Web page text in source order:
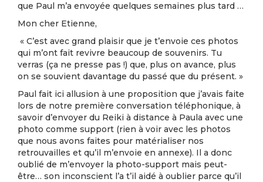
que Paul m’a envoyée quelques semaines plus tard …
Mon cher Etienne,
« C’est avec grand plaisir que je t’envoie ces photos
qui m’ont fait revivre beaucoup de souvenirs. Tu
verras (ça ne presse pas !) que, plus on avance, plus
on se souvient davantage du passé que du présent. »
Paul fait ici allusion à une proposition que j’avais faite
lors de notre première conversation téléphonique, à
savoir d’envoyer du Reiki à distance à Paula avec une
photo comme support (rien à voir avec les photos
que nous avons faites pour matérialiser nos
retrouvailles et qu’il m’envoie en annexe). Il a donc
oublié de m’envoyer la photo-support mais peut-
être… son inconscient l’a t’il aidé à oublier parce qu’il